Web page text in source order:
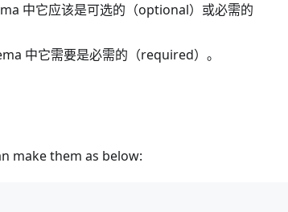
中它应该是可选的（optional）或必需的
中它需要是必需的（required）。
make them as below: